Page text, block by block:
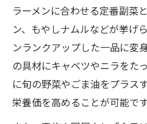
ラーメンに合わせる定番副菜
ン、もやしナムルなどが挙げ
ンランクアップした一品に変
の具材にキャベツやニラをた
に旬の野菜やごま油をプラス
栄養価を高めることが可能です